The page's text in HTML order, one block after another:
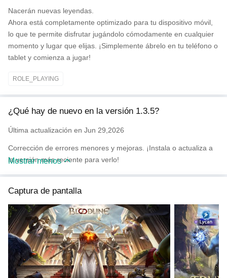
Nacerán nuevas leyendas.
Ahora está completamente optimizado para tu dispositivo móvil,
lo que te permite disfrutar jugándolo cómodamente en cualquier
momento y lugar que elijas. ¡Simplemente ábrelo en tu teléfono o
tablet y comienza a jugar!
ROLE_PLAYING
¿Qué hay de nuevo en la versión 1.3.5?
Última actualización en Jun 29,2026
Corrección de errores menores y mejoras. ¡Instala o actualiza a
la versión más reciente para verlo!
Mostrar menos
Captura de pantalla